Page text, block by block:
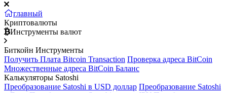
главный
Криптовалюты
Инструменты валют
Биткойн Инструменты
Получить Плата Bitcoin Transaction Проверка адреса BitCoin
Множественные адреса BitCoin Баланс
Калькуляторы Satoshi
Преобразование Satoshi в USD доллар Преобразование Satoshi